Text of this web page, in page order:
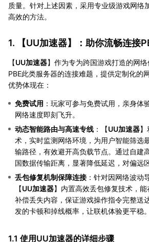
质量。针对上述因素，采用专业级游戏网络
高效的方法。
1. 【UU加速器】：助你流畅连接
【UU加速器】作为专为跨国游戏打造的网
PBE此类服务器的连接难题，提供定制化的
优势体现在：
免费试用 ：玩家可参与免费试用，亲身体
网络速度即刻飞升。
动态智能路由与高速专线 ：【UU加速器
术，实时监测网络环境，为用户智能筛选
输路径，有效避开高负载节点。通过自建
国数据传输距离，显著降低延迟，对偏远
丢包修复机制保障连接 ：针对因网络波动
【UU加速器】内置高效丢包修复技术，
补偿丢失内容，保证游戏操作指令完整送
发的卡顿和掉线概率，让联机体验更平稳。
1.1 使用UU加速器的详细步骤